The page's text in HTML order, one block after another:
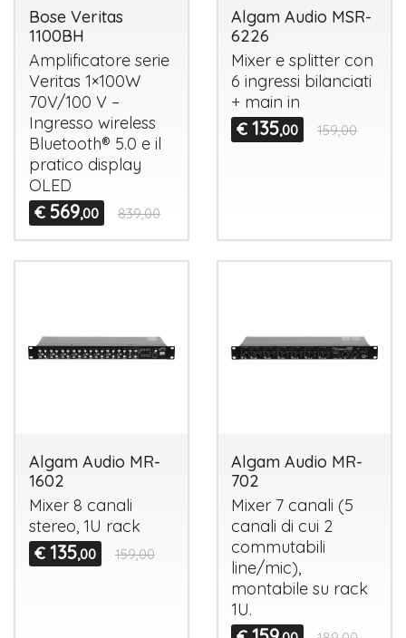
Bose Veritas
1100BH
Amplificatore serie
Veritas 1×100W
70V/100 V –
Ingresso wireless
Bluetooth® 5.0 e il
pratico display
OLED
€ 569,00 839,00
Algam Audio MSR-
6226
Mixer e splitter con
6 ingressi bilanciati
+ main in
€ 135,00 159,00
Algam Audio MR-
1602
Mixer 8 canali
stereo, 1U rack
€ 135,00 159,00
Algam Audio MR-
702
Mixer 7 canali (5
canali di cui 2
commutabili
line/mic),
montabile su rack
1U.